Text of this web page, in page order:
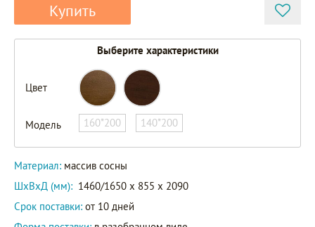
Купить
Выберите характеристики
Цвет
Модель 160*200 140*200
Материал: массив сосны
ШxВxД (мм): 1460/1650 x 855 x 2090
Срок поставки: от 10 дней